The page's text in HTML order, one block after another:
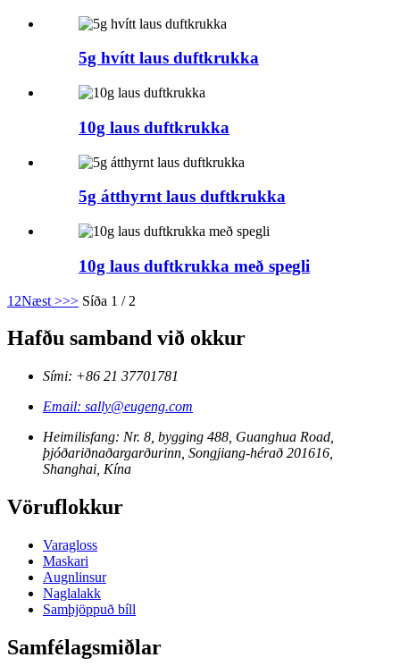
5g hvítt laus duftkrukka
10g laus duftkrukka
5g átthyrnt laus duftkrukka
10g laus duftkrukka með spegli
1 2Næst >>> Síða 1 / 2
Hafðu samband við okkur
Sími: +86 21 37701781
Email: sally@eugeng.com
Heimilisfang: Nr. 8, bygging 488, Guanghua Road,
þjóðariðnaðargarðurinn, Songjiang-hérað 201616,
Shanghai, Kína
Vöruflokkur
Varagloss
Maskari
Augnlinsur
Naglalakk
Samþjöppuð bíll
Samfélagsmiðlar